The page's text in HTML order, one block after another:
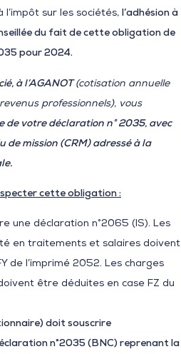
sur les sociétés, l’adhésion à
du fait de cette obligation de
pour 2024.
à l’AGANOT(cotisation annuelle
professionnels), vous
de votre déclaration n° 2035, avec
de mission (CRM) adressé à la
cette obligation :
une déclaration n°2065 (IS). Les
en traitements et salaires doivent
de l’imprimé 2052. Les charges
être déduites en case FZ du
doit souscrire
n°2035 (BNC) reprenant la